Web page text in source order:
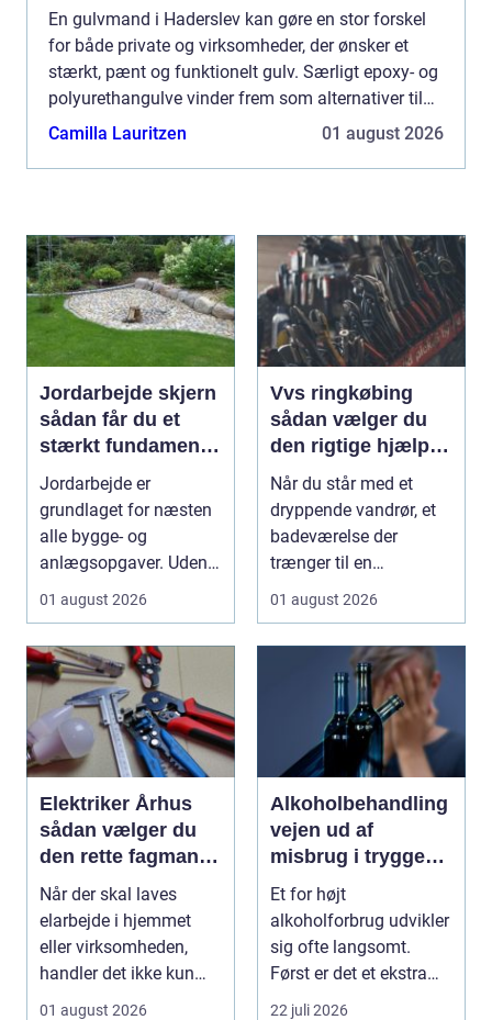
En gulvmand i Haderslev kan gøre en stor forskel
for både private og virksomheder, der ønsker et
stærkt, pænt og funktionelt gulv. Særligt epoxy- og
polyurethangulve vinder frem som alternativer til
traditionelle belægninger, fordi de kombinerer
Camilla Lauritzen 01 august 2026
Jordarbejde skjern
sådan får du et
stærkt fundament
til dit projekt
Jordarbejde er
grundlaget for næsten
alle bygge- og
anlægsopgaver. Uden
udført ...
01 august 2026
Vvs ringkøbing
sådan vælger du
den rigtige hjælp til
vand, varme og
ventilation
Når du står med et
dryppende vandrør, et
badeværelse der
trænger til en
renovering, e...
01 august 2026
Elektriker Århus
sådan vælger du
den rette fagmand
til opgaven
Når der skal laves
elarbejde i hjemmet
eller virksomheden,
handler det ikke kun
01 august 2026
Alkoholbehandling
vejen ud af
misbrug i trygge
og professionelle
rammer
Et for højt
alkoholforbrug udvikler
sig ofte langsomt.
Først er det et ekstra
glas til weekenden, se...
22 juli 2026